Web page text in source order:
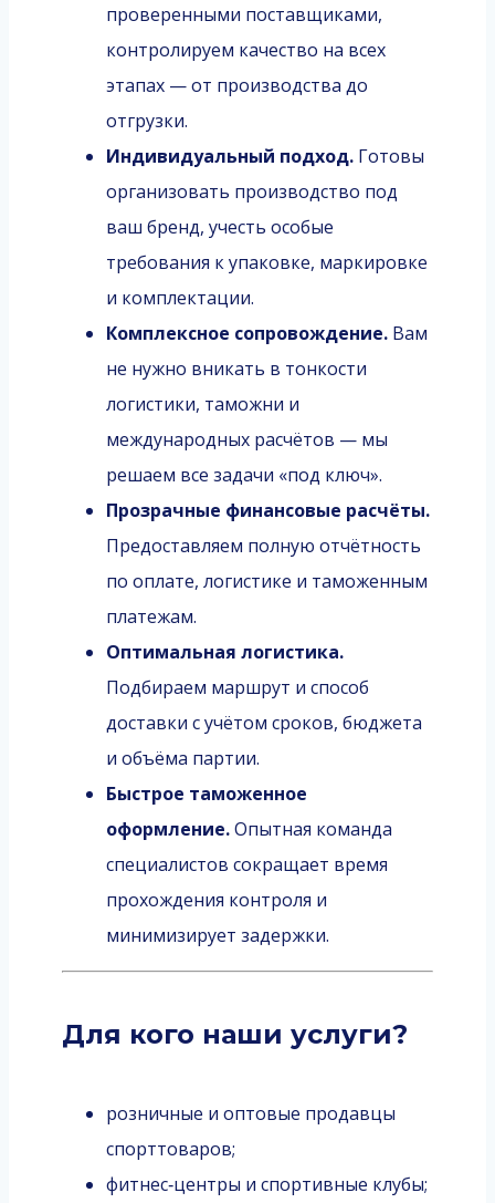
проверенными поставщиками,
контролируем качество на всех
этапах — от производства до
отгрузки.
Индивидуальный подход. Готовы
организовать производство под
ваш бренд, учесть особые
требования к упаковке, маркировке
и комплектации.
Комплексное сопровождение. Вам
не нужно вникать в тонкости
логистики, таможни и
международных расчётов — мы
решаем все задачи «под ключ».
Прозрачные финансовые расчёты.
Предоставляем полную отчётность
по оплате, логистике и таможенным
платежам.
Оптимальная логистика.
Подбираем маршрут и способ
доставки с учётом сроков, бюджета
и объёма партии.
Быстрое таможенное
оформление.Опытная команда
специалистов сокращает время
прохождения контроля и
минимизирует задержки.
Для кого наши услуги?
розничные и оптовые продавцы
спорттоваров;
фитнес‑центры и спортивные клубы;